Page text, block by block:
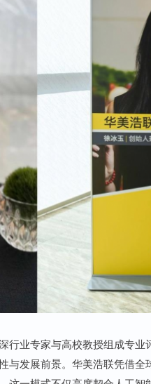
行业专家与高校教授组成专
与发展前景。华美浩联凭借